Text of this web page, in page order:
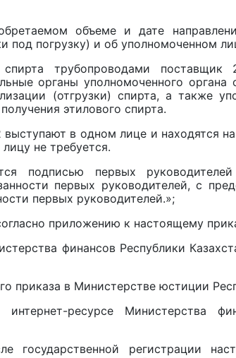
объеме и дате
под погрузку) и об уполномоченном
спирта трубопроводами
органы уполномоченного
(отгрузки) спирта, а также
этилового спирта.
в одном лице и находятся
не требуется.
подписью первых
первых руководителей, с
первых руководителей.»;
приложению к настоящему
финансов Республики
приказа в Министерстве юстиции
ресурсе Министерства
государственной регистрации